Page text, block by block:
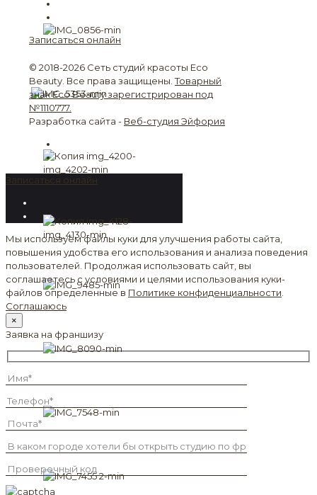
Записаться онлайн
© 2018-2026 Сеть студий красоты Eco
Beauty. Все права защищены.Товарный
знак Eco Beauty зарегистрирован под
№1110777.
Разработка сайта - Веб-студия Эйфория
Записаться онлайн
Мы используем файлы куки для улучшения работы сайта,
повышения удобства его использования и анализа поведения
пользователей. Продолжая использовать сайт, вы
соглашаетесь с условиями и целями использования куки-
файлов определенные в Политике конфиденциальности
Соглашаюсь
×
Заявка на франшизу